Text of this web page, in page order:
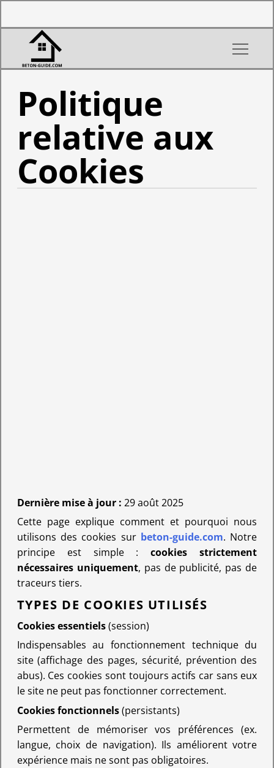
Politique
relative aux
Cookies
Dernière mise à jour : 29 août 2025
Cette page explique comment et pourquoi nous
utilisons des cookies sur beton-guide.com. Notre
principe est simple :cookies strictement
nécessaires uniquement, pas de publicité, pas de
traceurs tiers.
TYPES DE COOKIES UTILISÉS
Cookies essentiels(session)
Indispensables au fonctionnement technique du
site (affichage des pages, sécurité, prévention des
abus). Ces cookies sont toujours actifs car sans eux
le site ne peut pas fonctionner correctement.
Cookies fonctionnels(persistants)
Permettent de mémoriser vos préférences (ex.
langue, choix de navigation). Ils améliorent votre
expérience mais ne sont pas obligatoires.